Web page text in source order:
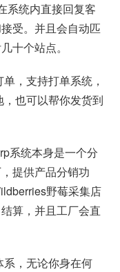
系统内直接回复客
受。并且会自动匹
十个站点。
，支持打单系统，
也可以帮你发货到
系统本身是一个分
提供产品分销功
野莓采集店
算，并且工厂会直
，无论你身在何